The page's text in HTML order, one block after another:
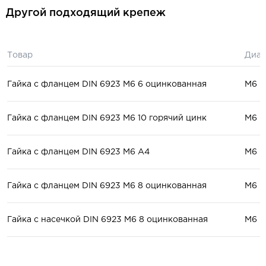
Другой подходящий крепеж
Товар
Гайка с фланцем DIN 6923 М6 6 оцинкованная М6
Гайка с фланцем DIN 6923 М6 10 горячий цинк М6
Гайка с фланцем DIN 6923 М6 A4 М6
Гайка с фланцем DIN 6923 М6 8 оцинкованная М6
Гайка с насечкой DIN 6923 М6 8 оцинкованная М6